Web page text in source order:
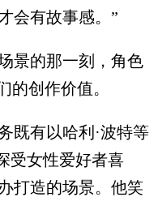
会有故事感。”
的那一刻，角色
的创作价值。
有以哈利·波特等
受女性爱好者喜
打造的场景。他笑